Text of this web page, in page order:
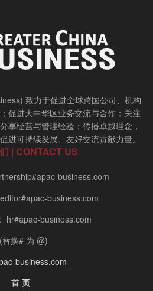
致力于促进全球跨国公司、机构
促进大中华区业务交流与合作；关注
享经营与管理经验；传播卓越理念，
进可持续发展、友好交流贡献力量。
| CONTACT US
business.com
business.com
hr#apac-business.com
替换# 为 @)
business.com
首 页